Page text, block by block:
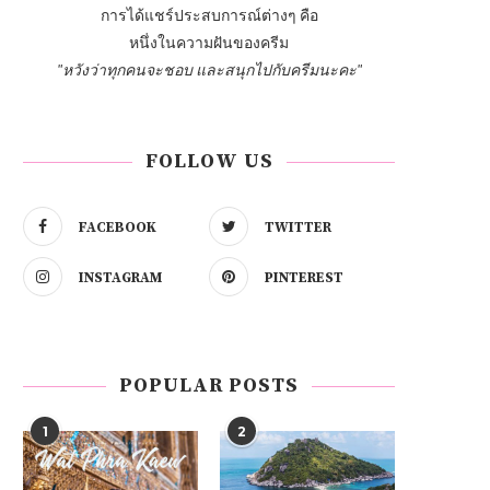
การได้แชร์ประสบการณ์ต่างๆ คือ
หนึ่งในความฝันของครีม
"หวังว่าทุกคนจะชอบ และสนุกไปกับครีมนะคะ"
FOLLOW US
FACEBOOK TWITTER
INSTAGRAM PINTEREST
POPULAR POSTS
1 2